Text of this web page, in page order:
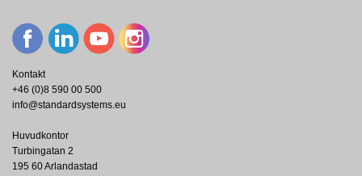
Kontakt
+46 (0)8 590 00 500
info@standardsystems.eu
Huvudkontor
Turbingatan 2
195 60 Arlandastad